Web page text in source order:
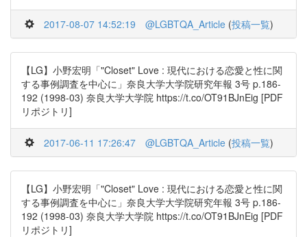
2017-08-07 14:52:19 @LGBTQA_Article (投稿一覧)
【LG】小野宏明「"Closet" Love : 現代における恋愛と性に関
する事例調査を中心に」奈良大学大学院研究年報 3号 p.186-
192 (1998-03) 奈良大学大学院 https://t.co/OT91BJnEig [PDF
リポジトリ]
2017-06-11 17:26:47 @LGBTQA_Article (投稿一覧)
【LG】小野宏明「"Closet" Love : 現代における恋愛と性に関
する事例調査を中心に」奈良大学大学院研究年報 3号 p.186-
192 (1998-03) 奈良大学大学院 https://t.co/OT91BJnEig [PDF
リポジトリ]